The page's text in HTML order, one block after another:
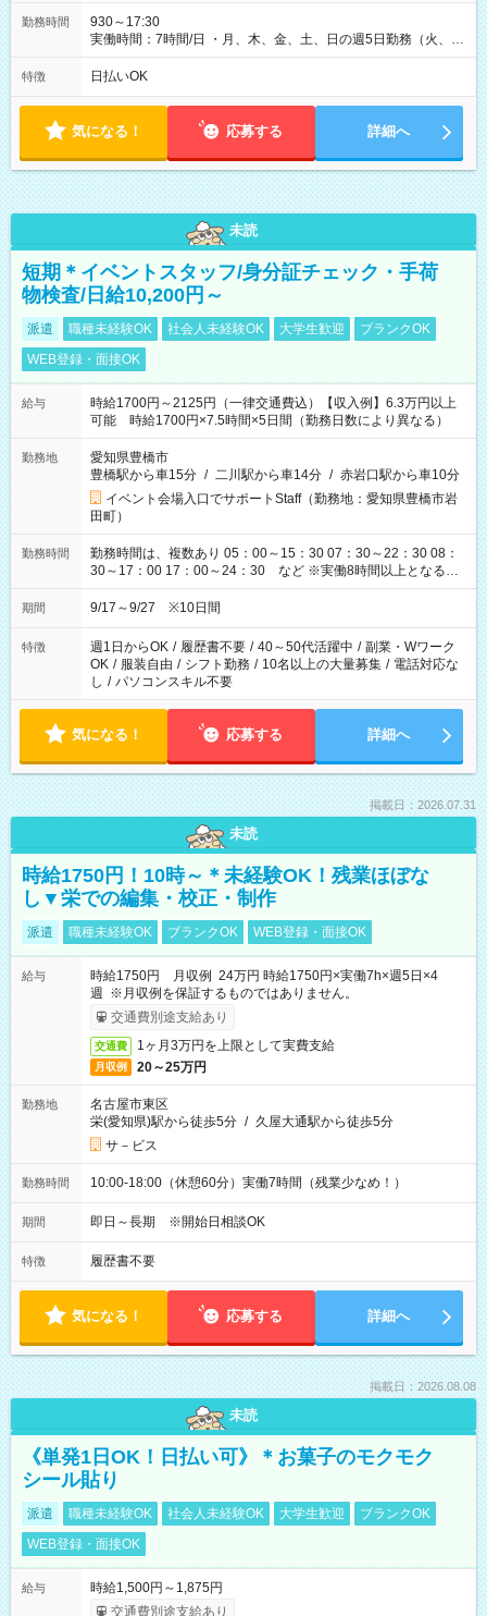
勤務時間
930～17:30
実働時間：7時間/日 ・月、木、金、土、日の週5日勤務（火、水
は固定休です／夏季、年末年始等、長期休暇有り！） ・ワンシ
フト！ 残業ほぼナシ（0～5h/月）
特徴 日払いOK
気になる！ 応募する 詳細へ
未読
短期＊イベントスタッフ/身分証チェック・手荷
物検査/日給10,200円～
派遣 職種未経験OK 社会人未経験OK 大学生歓迎
ブランクOK
WEB登録・面接OK
給与
時給1700円～2125円（一律交通費込）【収入例】6.3万円以上
可能 時給1700円×7.5時間×5日間（勤務日数により異なる）
勤務地
愛知県豊橋市
豊橋駅から車15分 / 二川駅から車14分 / 赤岩口駅から車10分
イベント会場入口でサポートStaff（勤務地：愛知県豊橋市岩
田町）
勤務時間
勤務時間は、複数あり 05：00～15：30 07：30～22：30 08：
30～17：00 17：00～24：30 など ※実働8時間以上となる勤
務もあります。 【休憩】60分+他休憩あり 交替で取得します。
安全面に配慮しこまめな休憩があります。
期間 9/17～9/27 ※10日間
特徴 週1日からOK / 履歴書不要 / 40～50代活躍中 / 副業・Wワーク
OK / 服装自由 / シフト勤務 / 10名以上の大量募集 / 電話対応な
し / パソコンスキル不要
気になる！ 応募する 詳細へ
掲載日：2026.07.31
未読
時給1750円！10時～＊未経験OK！残業ほぼな
し▼栄での編集・校正・制作
派遣 職種未経験OK ブランクOK WEB登録・面接OK
給与
時給1750円 月収例 24万円 時給1750円×実働7h×週5日×4
週 ※月収例を保証するものではありません。
交通費別途支給あり
交通費 1ヶ月3万円を上限として実費支給
月収例 20～25万円
勤務地
名古屋市東区
栄(愛知県)駅から徒歩5分 / 久屋大通駅から徒歩5分
サ－ビス
勤務時間 10:00-18:00（休憩60分）実働7時間（残業少なめ！）
期間 即日～長期 ※開始日相談OK
特徴 履歴書不要
気になる！ 応募する 詳細へ
掲載日：2026.08.08
未読
《単発1日OK！日払い可》＊お菓子のモクモク
シール貼り
派遣 職種未経験OK 社会人未経験OK 大学生歓迎
ブランクOK
WEB登録・面接OK
給与
時給1,500円～1,875円
交通費別途支給あり